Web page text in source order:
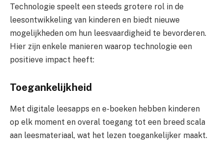
Technologie speelt een steeds grotere rol in de
leesontwikkeling van kinderen en biedt nieuwe
mogelijkheden om hun leesvaardigheid te bevorderen.
Hier zijn enkele manieren waarop technologie een
positieve impact heeft:
Toegankelijkheid
Met digitale leesapps en e-boeken hebben kinderen
op elk moment en overal toegang tot een breed scala
aan leesmateriaal, wat het lezen toegankelijker maakt.